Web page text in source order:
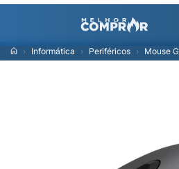
Informática Periféricos Mouse